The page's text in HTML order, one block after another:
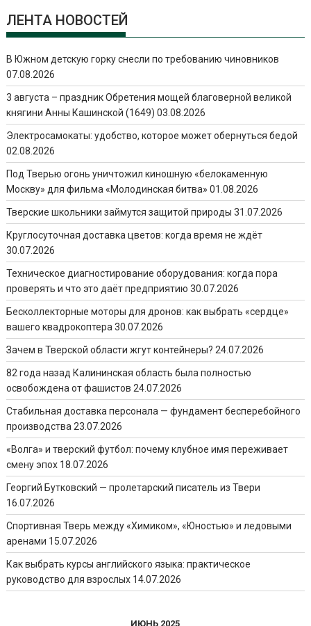
ЛЕНТА НОВОСТЕЙ
В Южном детскую горку снесли по требованию чиновников
07.08.2026
3 августа – праздник Обретения мощей благоверной великой
княгини Анны Кашинской (1649) 03.08.2026
Электросамокаты: удобство, которое может обернуться бедой
02.08.2026
Под Тверью огонь уничтожил киношную «белокаменную
Москву» для фильма «Молодинская битва» 01.08.2026
Тверские школьники займутся защитой природы 31.07.2026
Круглосуточная доставка цветов: когда время не ждёт
30.07.2026
Техническое диагностирование оборудования: когда пора
проверять и что это даёт предприятию 30.07.2026
Бесколлекторные моторы для дронов: как выбрать «сердце»
вашего квадрокоптера 30.07.2026
Зачем в Тверской области жгут контейнеры? 24.07.2026
82 года назад Калининская область была полностью
освобождена от фашистов 24.07.2026
Стабильная доставка персонала — фундамент бесперебойного
производства 23.07.2026
«Волга» и тверский футбол: почему клубное имя переживает
смену эпох 18.07.2026
Георгий Бутковский — пролетарский писатель из Твери
16.07.2026
Спортивная Тверь между «Химиком», «Юностью» и ледовыми
аренами 15.07.2026
Как выбрать курсы английского языка: практическое
руководство для взрослых 14.07.2026
ИЮНЬ 2025